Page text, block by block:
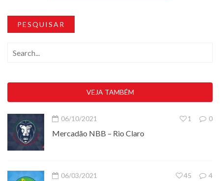
PESQUISAR
VEJA TAMBÉM
06/10/2021 0
1
Mercadão NBB – Rio Claro
06/03/2021 4
45